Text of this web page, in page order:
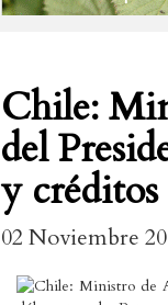
Chile:
del
y créditos
02 Noviembre